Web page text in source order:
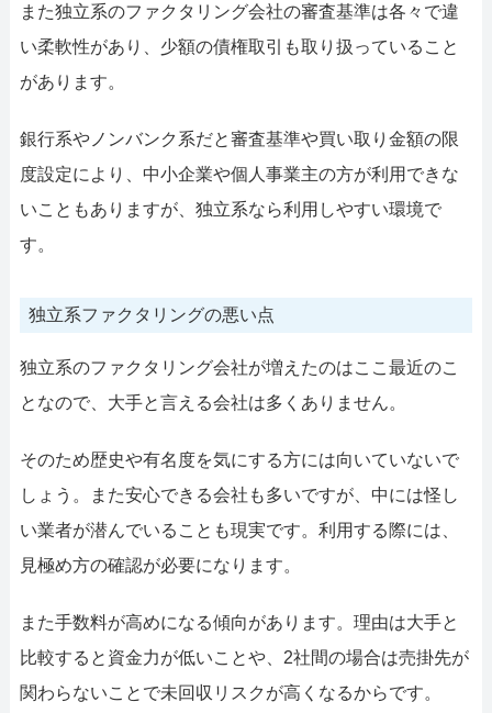
また独立系のファクタリング会社の審査基準は各々で違
い柔軟性があり、少額の債権取引も取り扱っていること
があります。
銀行系やノンバンク系だと審査基準や買い取り金額の限
度設定により、中小企業や個人事業主の方が利用できな
いこともありますが、独立系なら利用しやすい環境で
す。
独立系ファクタリングの悪い点
独立系のファクタリング会社が増えたのはここ最近のこ
となので、大手と言える会社は多くありません。
そのため歴史や有名度を気にする方には向いていないで
しょう。また安心できる会社も多いですが、中には怪し
い業者が潜んでいることも現実です。利用する際には、
見極め方の確認が必要になります。
また手数料が高めになる傾向があります。理由は大手と
比較すると資金力が低いことや、2社間の場合は売掛先が
関わらないことで未回収リスクが高くなるからです。